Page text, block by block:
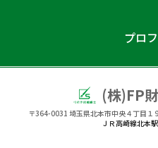
プロ
(株)FP
〒364-0031 埼玉県北本市中央４丁目１
ＪＲ高崎線北本